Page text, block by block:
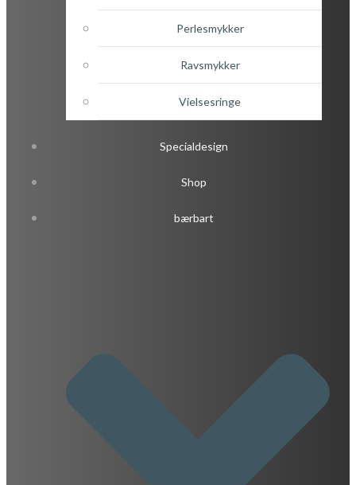
Perlesmykker
Ravsmykker
Vielsesringe
Specialdesign
Shop
bærbart